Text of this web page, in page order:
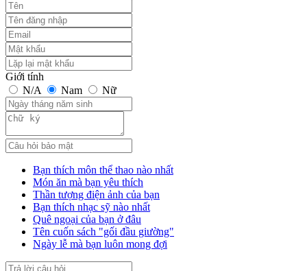
Giới tính
N/A
Nam Nữ
Bạn thích môn thể thao nào nhất
Món ăn mà bạn yêu thích
Thần tượng điện ảnh của bạn
Bạn thích nhạc sỹ nào nhất
Quê ngoại của bạn ở đâu
Tên cuốn sách "gối đầu giường"
Ngày lễ mà bạn luôn mong đợi